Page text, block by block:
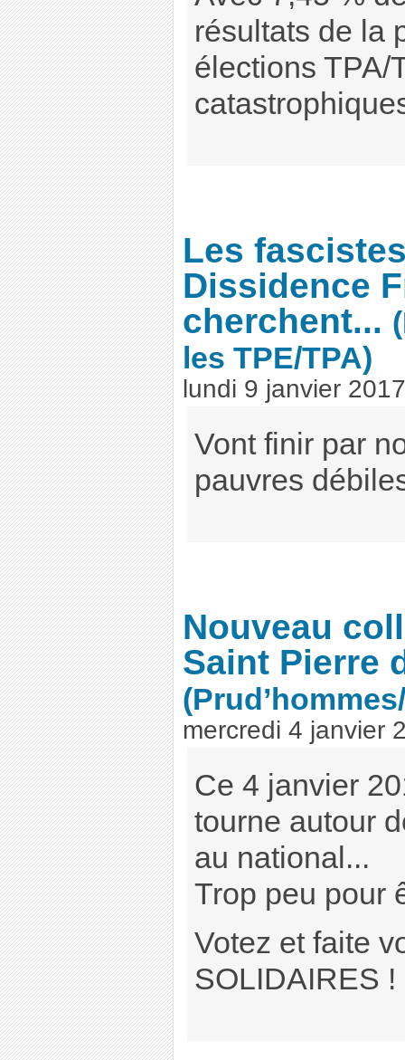
résultats de la
élections TPA/
Les
Dissidence
cherchent...
les TPE/TPA)
lundi 9 janvier 2017
Vont finir par
pauvres
Nouveau
Saint Pierre
mercredi 4 janvier
Ce 4 janvier
tourne autour
au national...
Trop peu pour
Votez et faite
SOLIDAIRES !